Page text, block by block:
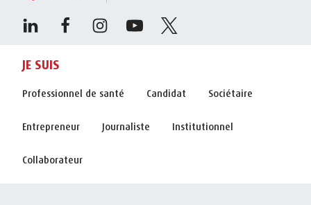
JE SUIS
Professionnel de santé Candidat Sociétaire
Entrepreneur Journaliste Institutionnel
Collaborateur